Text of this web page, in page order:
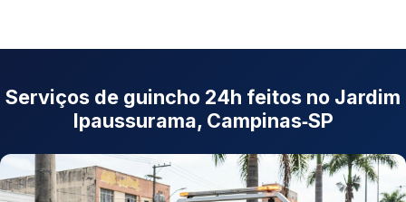
Serviços de guincho 24h feitos no Jardim
Ipaussurama, Campinas‑SP